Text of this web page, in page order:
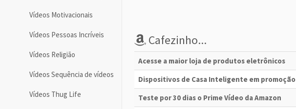
Vídeos Motivacionais
Vídeos Pessoas Incríveis
Vídeos Religião
Vídeos Sequência de vídeos
Vídeos Thug Life
Cafezinho...
Acesse a maior loja de produtos eletrônicos
Dispositivos de Casa Inteligente em promoção
Teste por 30 dias o Prime Vídeo da Amazon